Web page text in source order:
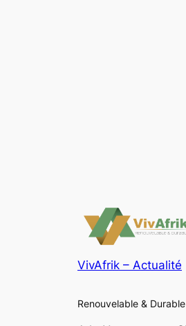
VivAfrik – Actualité
Renouvelable & Durable